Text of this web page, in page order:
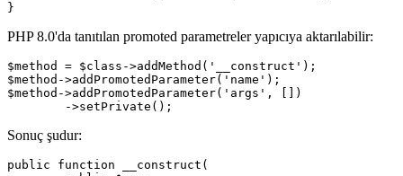
PHP 8.0'da tanıtılan promoted parametreler yapıcıya aktarılabilir:
$method = $class->addMethod('__construct');
$method->addPromotedParameter('name');
$method->addPromotedParameter('args', [])
Sonuç şudur:
public function __construct(